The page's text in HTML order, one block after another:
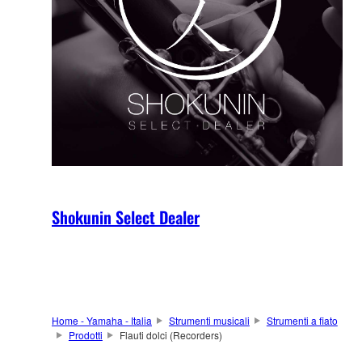
Shokunin Select Dealer
Home - Yamaha - Italia Strumenti musicali
Strumenti a fiato
Prodotti
Flauti dolci (Recorders)